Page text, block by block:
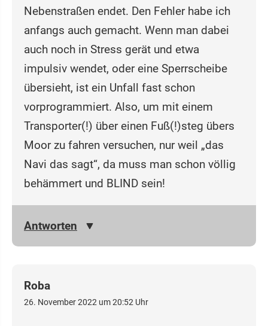
Nebenstraßen endet. Den Fehler habe ich
anfangs auch gemacht. Wenn man dabei
auch noch in Stress gerät und etwa
impulsiv wendet, oder eine Sperrscheibe
übersieht, ist ein Unfall fast schon
vorprogrammiert. Also, um mit einem
Transporter(!) über einen Fuß(!)steg übers
Moor zu fahren versuchen, nur weil „das
Navi das sagt“, da muss man schon völlig
behämmert und BLIND sein!
Antworten
Roba
26. November 2022 um 20:52 Uhr